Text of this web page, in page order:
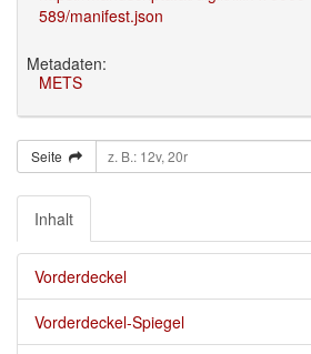
589/manifest.json
Metadaten:
METS
Seite
Inhalt
Vorderdeckel
Vorderdeckel-Spiegel